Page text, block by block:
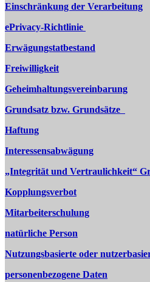
Einschränkung der Verarbeitung
ePrivacy-Richtlinie
Erwägungstatbestand
Freiwilligkeit
Geheimhaltungsvereinbarung
Grundsatz bzw. Grundsätze
Haftung
Interessensabwägung
„Integrität und Vertraulichkeit“
Kopplungsverbot
Mitarbeiterschulung
natürliche Person
Nutzungsbasierte oder
personenbezogene Daten